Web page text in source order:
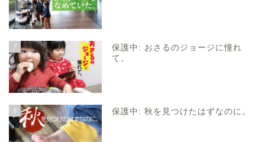
7
保護中: おさるのジョージに憧れ
て。
8 保護中: 秋を見つけたはずなのに。